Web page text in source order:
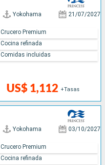
Yokohama 21/07/2027
US$ 1,112 +Tasas
Crucero Premium
Cocina refinada
Comidas incluidas
Yokohama 03/10/2027
Crucero Premium
Cocina refinada